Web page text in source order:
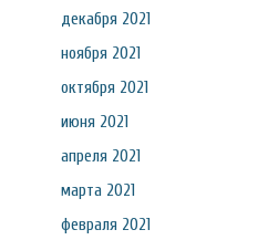
декабря 2021
ноября 2021
октября 2021
июня 2021
апреля 2021
марта 2021
февраля 2021